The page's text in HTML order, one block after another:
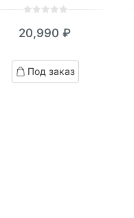
out
based
on
20,990 ₽
Под заказ